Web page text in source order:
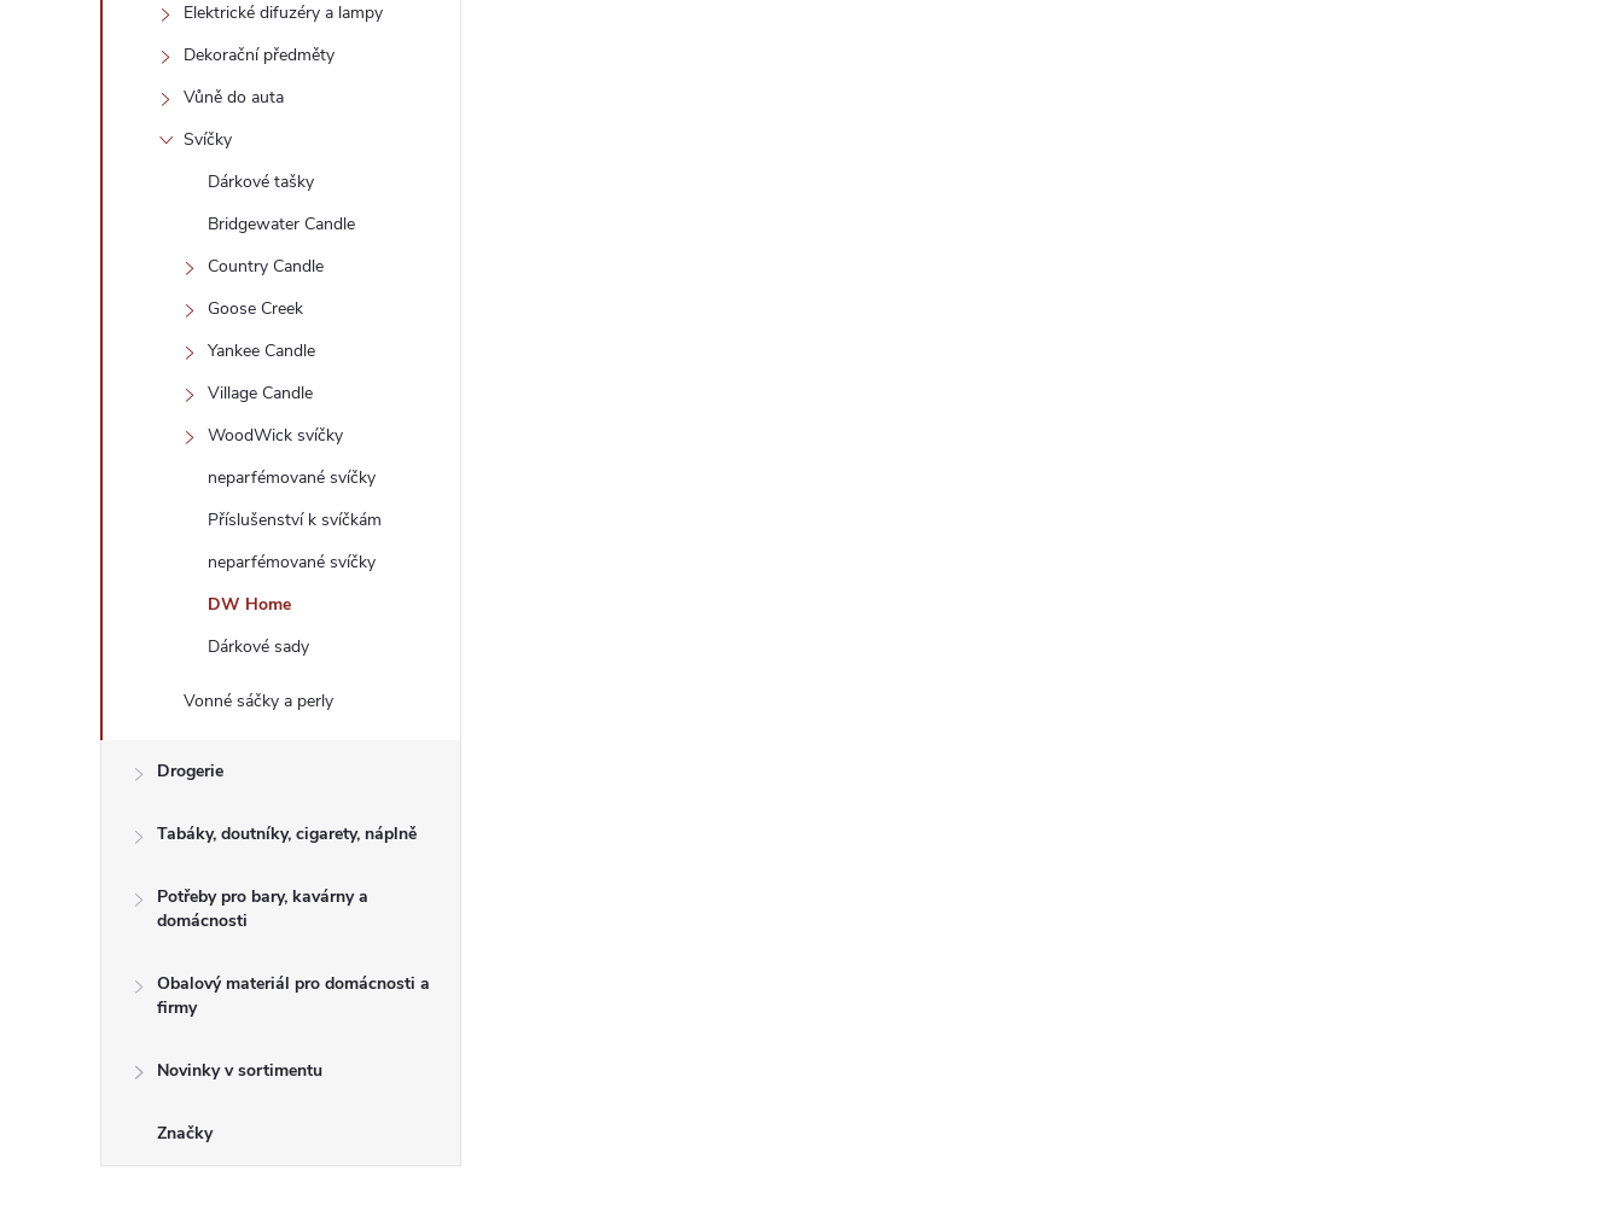
Elektrické difuzéry a lampy
Dekorační předměty
Vůně do auta
Svíčky
Dárkové tašky
Bridgewater Candle
Country Candle
Goose Creek
Yankee Candle
Village Candle
WoodWick svíčky
neparfémované svíčky
Příslušenství k svíčkám
neparfémované svíčky
DW Home
Dárkové sady
Vonné sáčky a perly
Drogerie
Tabáky, doutníky, cigarety, náplně
Potřeby pro bary, kavárny a
domácnosti
Obalový materiál pro domácnosti a
firmy
Novinky v sortimentu
Značky